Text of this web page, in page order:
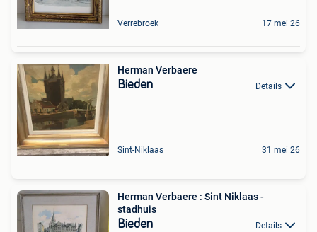
Verrebroek 17 mei 26
Herman Verbaere
Bieden Details
Sint-Niklaas 31 mei 26
Herman Verbaere : Sint Niklaas -
stadhuis
Bieden Details